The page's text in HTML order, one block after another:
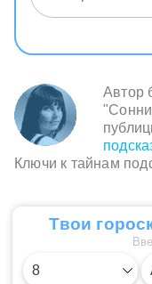
Автор
Ключи к тайнам
Твои